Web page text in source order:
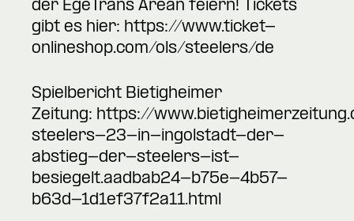
der EgeTrans Arean feiern! Tickets
gibt es hier: https://www.ticket-
onlineshop.com/ols/steelers/de
Spielbericht Bietigheimer
Zeitung: https://
steelers-23-in-ingolstadt-der-
abstieg-der-steelers-ist-
besiegelt.aadbab24-b75e-4b57-
b63d-1d1ef37f2a11.html